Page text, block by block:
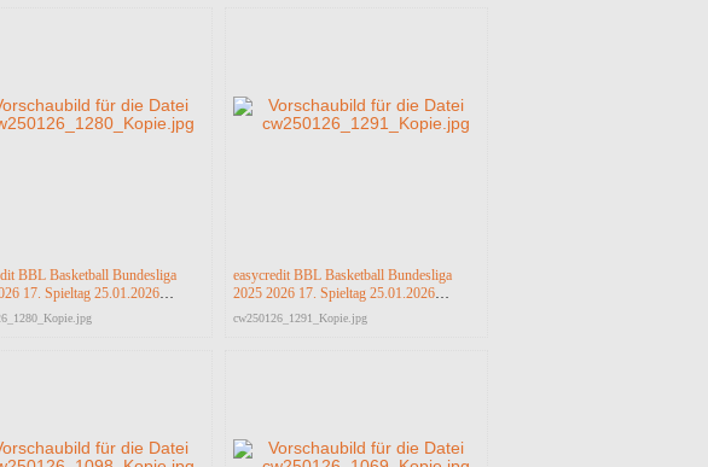
BBL Basketball Bundesliga
17. Spieltag 25.01.2026
City Jena vs RASTA Vechta
easycredit BBL Basketball Bundesliga
2025 2026 17. Spieltag 25.01.2026
Science City Jena vs RASTA Vechta
cw250126_1291_Kopie.jpg